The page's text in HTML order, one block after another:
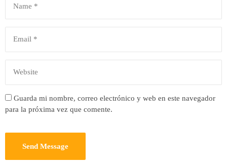
Guarda mi nombre, correo electrónico y web en este navegador
para la próxima vez que comente.